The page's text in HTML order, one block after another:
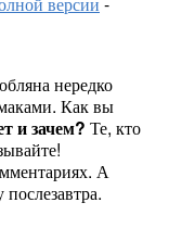
нередко
Как вы
и зачем? Те, кто
А